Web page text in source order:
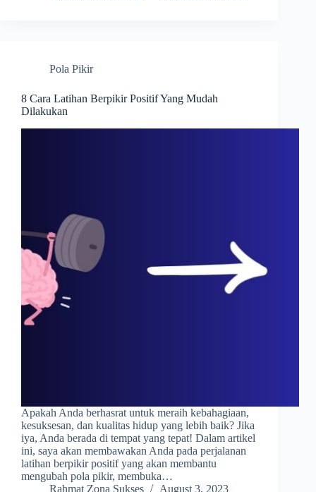
Pola Pikir
8 Cara Latihan Berpikir Positif Yang Mudah
Dilakukan
Apakah Anda berhasrat untuk meraih kebahagiaan,
kesuksesan, dan kualitas hidup yang lebih baik? Jika
iya, Anda berada di tempat yang tepat! Dalam artikel
ini, saya akan membawakan Anda pada perjalanan
latihan berpikir positif yang akan membantu
mengubah pola pikir, membuka…
Rahmat Zona Sukses
August 3, 2023